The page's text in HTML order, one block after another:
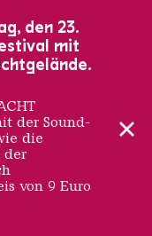
den 23.
mit
der Sound-
die
der
von 9 Euro